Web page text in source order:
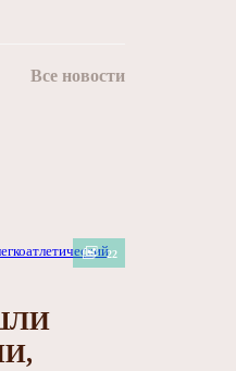
Все новости
22